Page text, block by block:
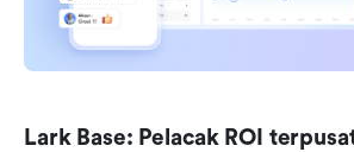
Lark Base: Pelacak ROI